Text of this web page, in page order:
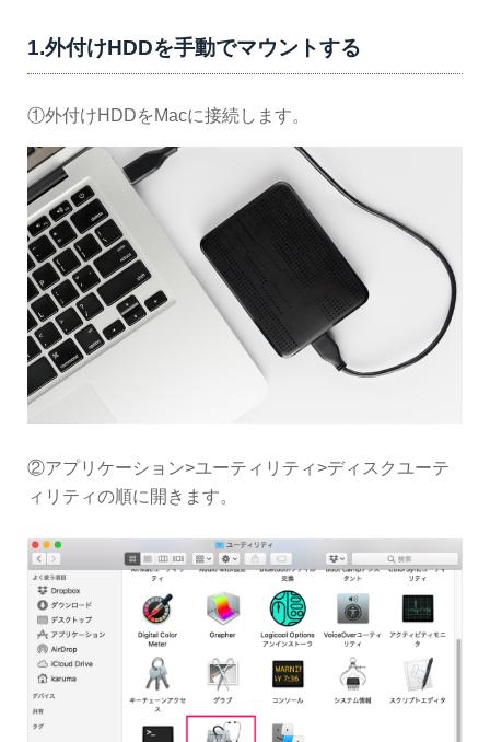
1.外付けHDDを手動でマウントする
①外付けHDDをMacに接続します。
②アプリケーション>ユーティリティ>ディスクユーテ
ィリティの順に開きます。